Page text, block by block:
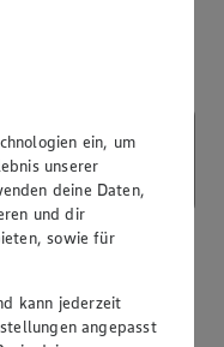
ein, um
unserer
deine Daten,
und dir
sowie für
kann jederzeit
angepasst